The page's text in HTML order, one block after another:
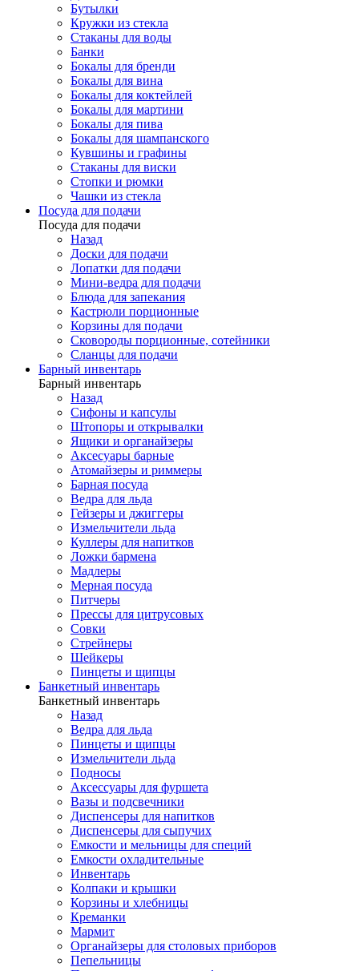
Бутылки
Кружки из стекла
Стаканы для воды
Банки
Бокалы для бренди
Бокалы для вина
Бокалы для коктейлей
Бокалы для мартини
Бокалы для пива
Бокалы для шампанского
Кувшины и графины
Стаканы для виски
Стопки и рюмки
Чашки из стекла
Посуда для подачи
Посуда для подачи
Назад
Доски для подачи
Лопатки для подачи
Мини-ведра для подачи
Блюда для запекания
Кастрюли порционные
Корзины для подачи
Сковороды порционные, сотейники
Сланцы для подачи
Барный инвентарь
Барный инвентарь
Назад
Сифоны и капсулы
Штопоры и открывалки
Ящики и органайзеры
Аксесуары барные
Атомайзеры и риммеры
Барная посуда
Ведра для льда
Гейзеры и джиггеры
Измельчители льда
Куллеры для напитков
Ложки бармена
Мадлеры
Мерная посуда
Питчеры
Прессы для цитрусовых
Совки
Стрейнеры
Шейкеры
Пинцеты и щипцы
Банкетный инвентарь
Банкетный инвентарь
Назад
Ведра для льда
Пинцеты и щипцы
Измельчители льда
Подносы
Аксессуары для фуршета
Вазы и подсвечники
Диспенсеры для напитков
Диспенсеры для сыпучих
Емкости и мельницы для специй
Емкости охладительные
Инвентарь
Колпаки и крышки
Корзины и хлебницы
Креманки
Мармит
Органайзеры для столовых приборов
Пепельницы